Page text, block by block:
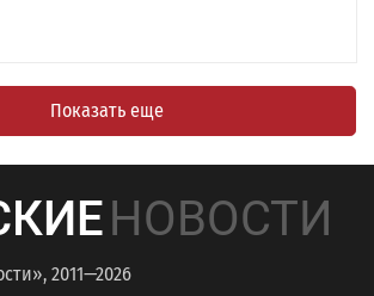
Показать еще
НОВОСТИ
2011—2026